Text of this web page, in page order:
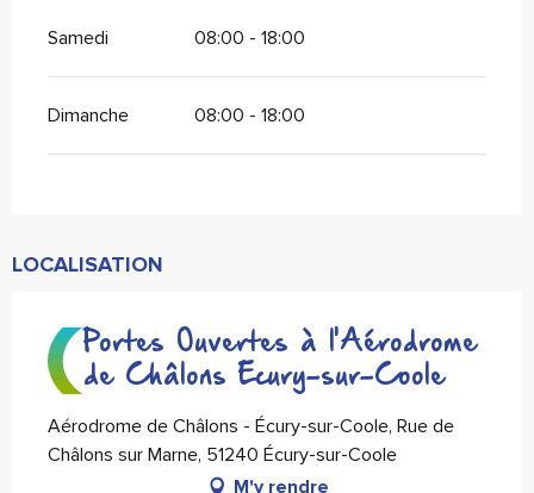
Samedi 08:00 - 18:00
Dimanche 08:00 - 18:00
LOCALISATION
Portes Ouvertes à l'Aérodrome
de Châlons Ecury-sur-Coole
Aérodrome de Châlons - Écury-sur-Coole, Rue de
Châlons sur Marne, 51240 Écury-sur-Coole
M'y rendre